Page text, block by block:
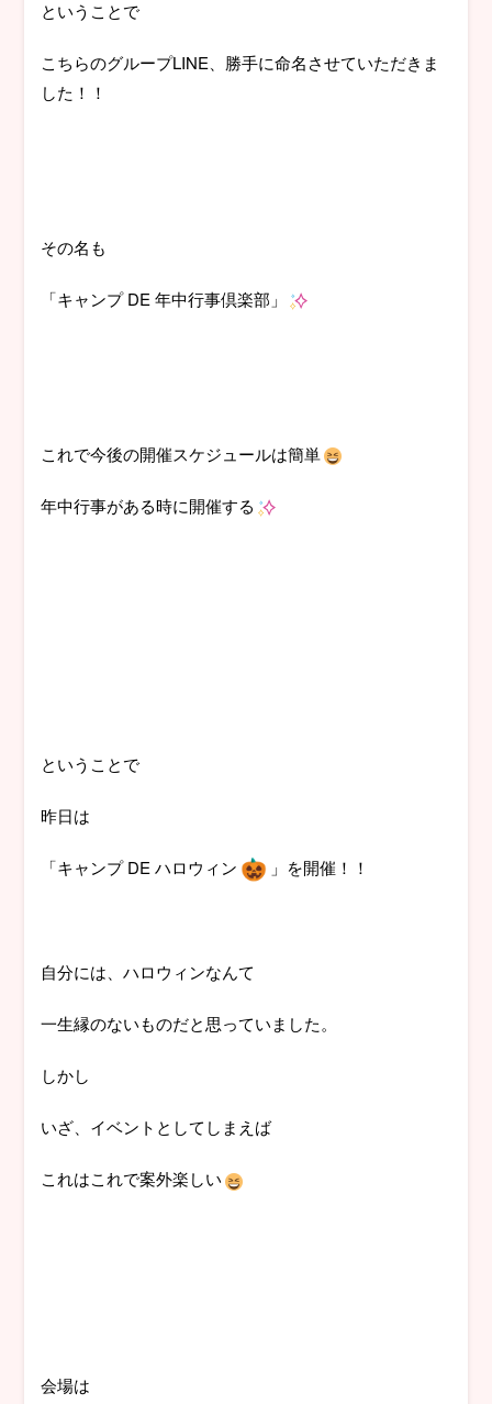
ということで
こちらのグループLINE、勝手に命名させていただきま
した！！
その名も
「キャンプ DE 年中行事倶楽部」
これで今後の開催スケジュールは簡単
年中行事がある時に開催する
ということで
昨日は
「キャンプ DE ハロウィン 」を開催！！
自分には、ハロウィンなんて
一生縁のないものだと思っていました。
しかし
いざ、イベントとしてしまえば
これはこれで案外楽しい
会場は